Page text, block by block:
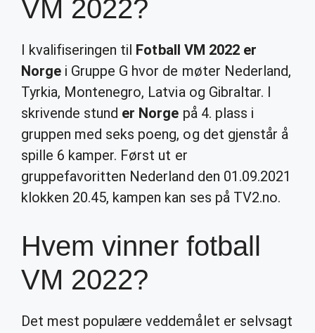
VM 2022?
I kvalifiseringen til Fotball VM 2022 er
Norge i Gruppe G hvor de møter Nederland,
Tyrkia, Montenegro, Latvia og Gibraltar. I
skrivende stund er Norge på 4. plass i
gruppen med seks poeng, og det gjenstår å
spille 6 kamper. Først ut er
gruppefavoritten Nederland den 01.09.2021
klokken 20.45, kampen kan ses på TV2.no.
Hvem vinner fotball
VM 2022?
Det mest populære veddemålet er selvsagt